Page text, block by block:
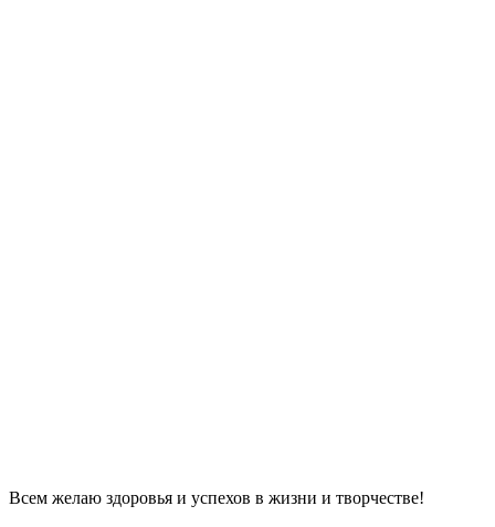
Всем желаю здоровья и успехов в жизни и творчестве!